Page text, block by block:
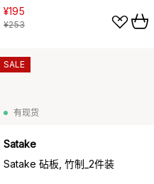
¥195
¥253
有现货
Satake
Satake 砧板, 竹制_2件装
SALE